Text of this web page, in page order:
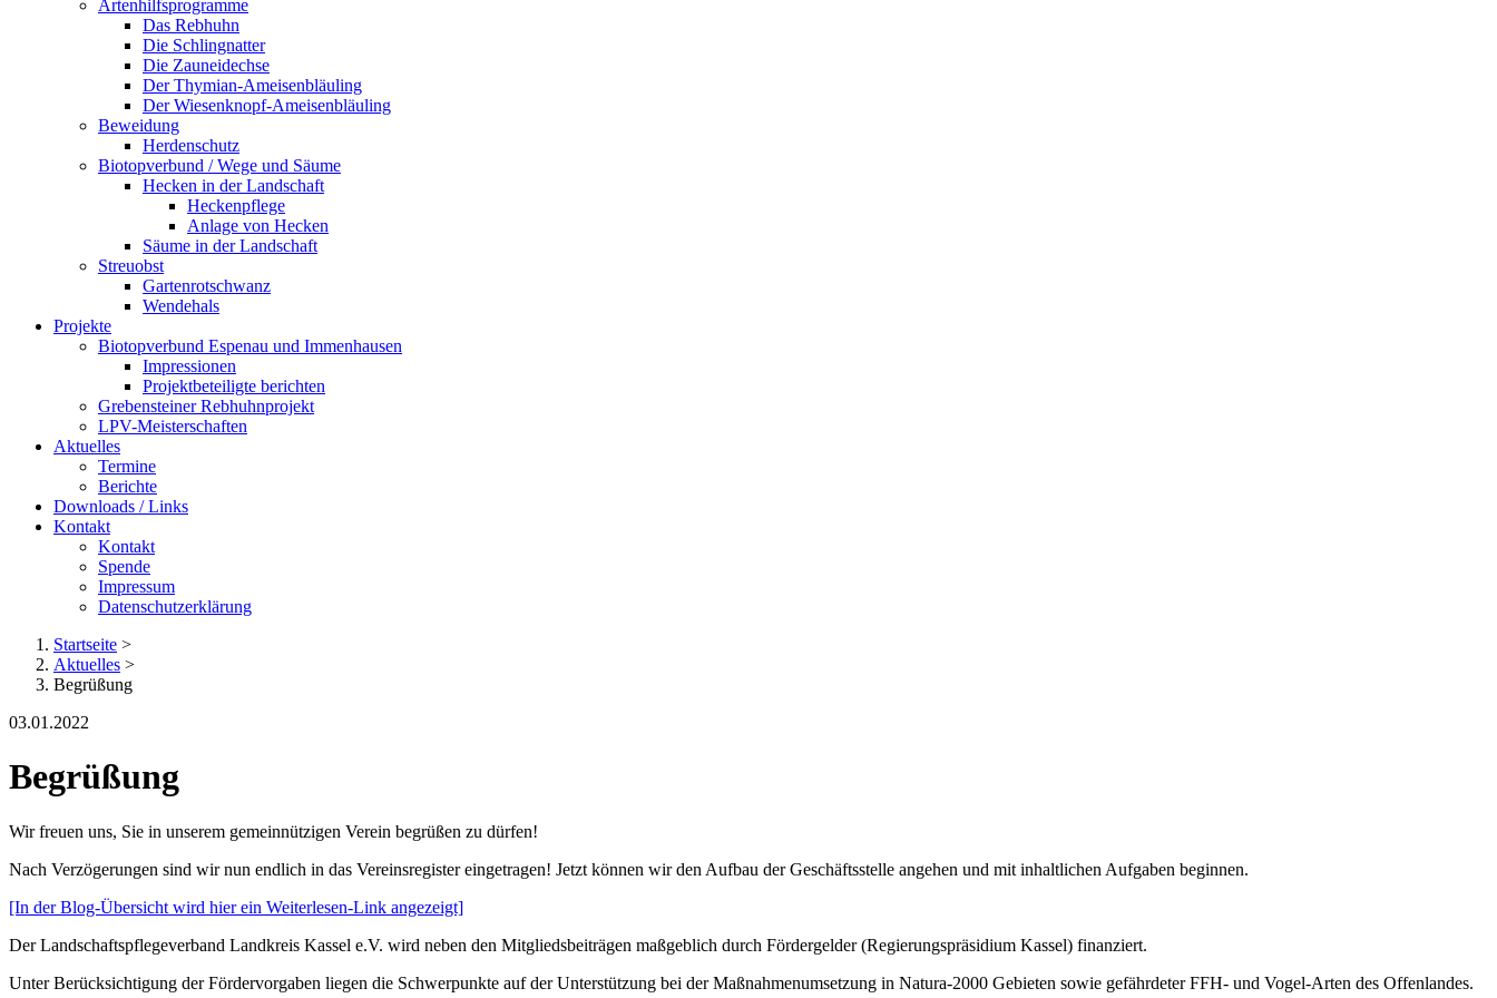
Artenhilfsprogramme
Das Rebhuhn
Die Schlingnatter
Die Zauneidechse
Der Thymian-Ameisenbläuling
Der Wiesenknopf-Ameisenbläuling
Beweidung
Herdenschutz
Biotopverbund / Wege und Säume
Hecken in der Landschaft
Heckenpflege
Anlage von Hecken
Säume in der Landschaft
Streuobst
Gartenrotschwanz
Wendehals
Projekte
Biotopverbund Espenau und Immenhausen
Impressionen
Projektbeteiligte berichten
Grebensteiner Rebhuhnprojekt
LPV-Meisterschaften
Aktuelles
Termine
Berichte
Downloads / Links
Kontakt
Kontakt
Spende
Impressum
Datenschutzerklärung
Startseite >
Aktuelles >
Begrüßung
03.01.2022
Begrüßung
Wir freuen uns, Sie in unserem gemeinnützigen Verein begrüßen zu dürfen!
Nach Verzögerungen sind wir nun endlich in das Vereinsregister eingetragen! Jetzt können wir den Aufbau der Geschäftsstelle angehen und mit inhaltlichen Aufgaben beginnen.
[In der Blog-Übersicht wird hier ein Weiterlesen-Link angezeigt]
Der Landschaftspflegeverband Landkreis Kassel e.V. wird neben den Mitgliedsbeiträgen maßgeblich durch Fördergelder (Regierungspräsidium Kassel) finanziert.
Unter Berücksichtigung der Fördervorgaben liegen die Schwerpunkte auf der Unterstützung bei der Maßnahmenumsetzung in Natura-2000 Gebieten sowie gefährdeter FFH- und Vogel-Arten des Offenlandes.